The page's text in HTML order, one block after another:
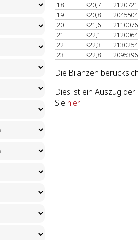
18
LK20,7
19
LK20,8
20
LK21,6
21
LK22,1
22
LK22,3
23
LK22,8
Die Bilanzen
Dies ist ein Auszug
Sie hier .